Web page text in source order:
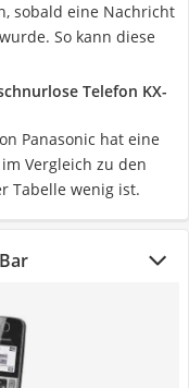
sobald eine Nachricht
So kann diese
Telefon KX-
Panasonic hat eine
Vergleich zu den
Tabelle wenig ist.